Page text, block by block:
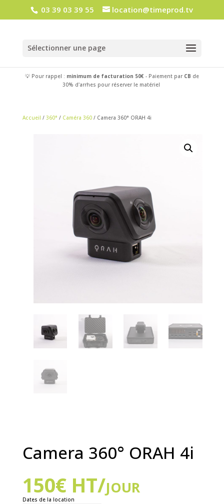
03 39 03 39 55 location@timeprod.tv
Sélectionner une page
💡 Pour rappel : minimum de facturation 50€ - Paiement par CB de
30% d'arrhes pour réserver le matériel
Accueil / 360° / Caméra 360/ Camera 360° ORAH 4i
Camera 360° ORAH 4i
150€HT/jour
Dates de la location